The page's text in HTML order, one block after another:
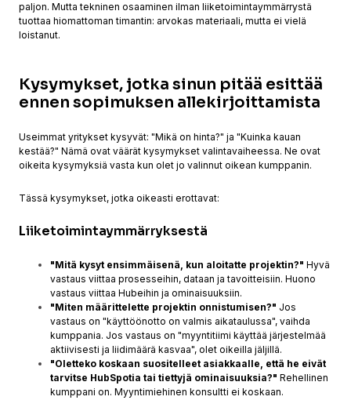
paljon. Mutta tekninen osaaminen ilman liiketoimintaymmärrystä
tuottaa hiomattoman timantin: arvokas materiaali, mutta ei vielä
loistanut.
Kysymykset, jotka sinun pitää esittää
ennen sopimuksen allekirjoittamista
Useimmat yritykset kysyvät: "Mikä on hinta?" ja "Kuinka kauan
kestää?" Nämä ovat väärät kysymykset valintavaiheessa. Ne ovat
oikeita kysymyksiä vasta kun olet jo valinnut oikean kumppanin.
Tässä kysymykset, jotka oikeasti erottavat:
Liiketoimintaymmärryksestä
"Mitä kysyt ensimmäisenä, kun aloitatte projektin?" Hyvä
vastaus viittaa prosesseihin, dataan ja tavoitteisiin. Huono
vastaus viittaa Hubeihin ja ominaisuuksiin.
"Miten määrittelette projektin onnistumisen?" Jos
vastaus on "käyttöönotto on valmis aikataulussa", vaihda
kumppania. Jos vastaus on "myyntitiimi käyttää järjestelmää
aktiivisesti ja liidimäärä kasvaa", olet oikeilla jäljillä.
"Oletteko koskaan suositelleet asiakkaalle, että he eivät
tarvitse HubSpotia tai tiettyjä ominaisuuksia?" Rehellinen
kumppani on. Myyntimiehinen konsultti ei koskaan.